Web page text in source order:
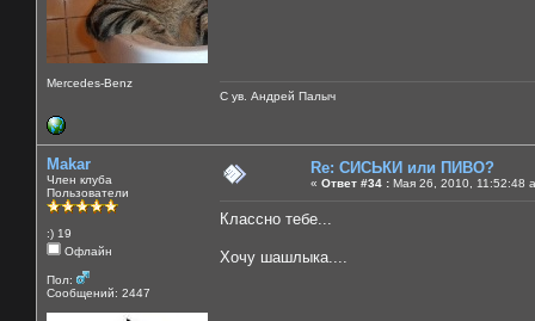
Mercedes-Benz
С ув. Андрей Палыч
Makar
Член клуба
Пользователи
:) 19
Офлайн
Пол:
Сообщений: 2447
Re: СИСЬКИ или ПИВО?
« Ответ #34 : Мая 26, 2010, 11:52:48
Классно тебе...
Хочу шашлыка....